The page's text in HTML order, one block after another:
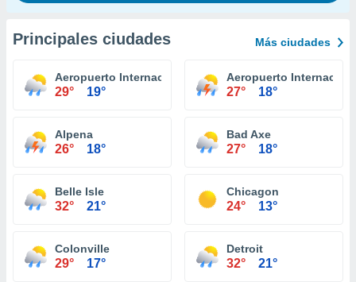
Principales ciudades Más ciudades
Aeropuerto Internacional Capital Region Lansing
29° 19°
Aeropuerto
27° 18°
Alpena
26° 18°
Bad Axe
27° 18°
Belle Isle
32° 21°
Chicagon
24° 13°
Colonville
29° 17°
Detroit
32° 21°